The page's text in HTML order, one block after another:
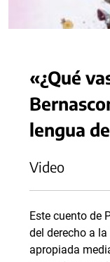
«¿Qué
lengua
Video
Este cuento de
del derecho a
apropiada